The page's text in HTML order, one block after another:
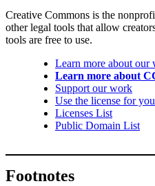
Creative Commons is the
other legal tools that allow
tools are free to use.
Learn more about our
Learn more about
Support our work
Use the license for
Licenses List
Public Domain List
Footnotes